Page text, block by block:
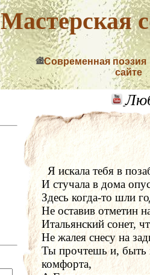
Мастерская
Современная поэзия
сайте
­­Я искала тебя в
И стучала в дома
Здесь когда-то шли
Не оставив отметин
Итальянский сонет,
Не жалея снесу на
Ты прочтешь и, быть
комфорта,